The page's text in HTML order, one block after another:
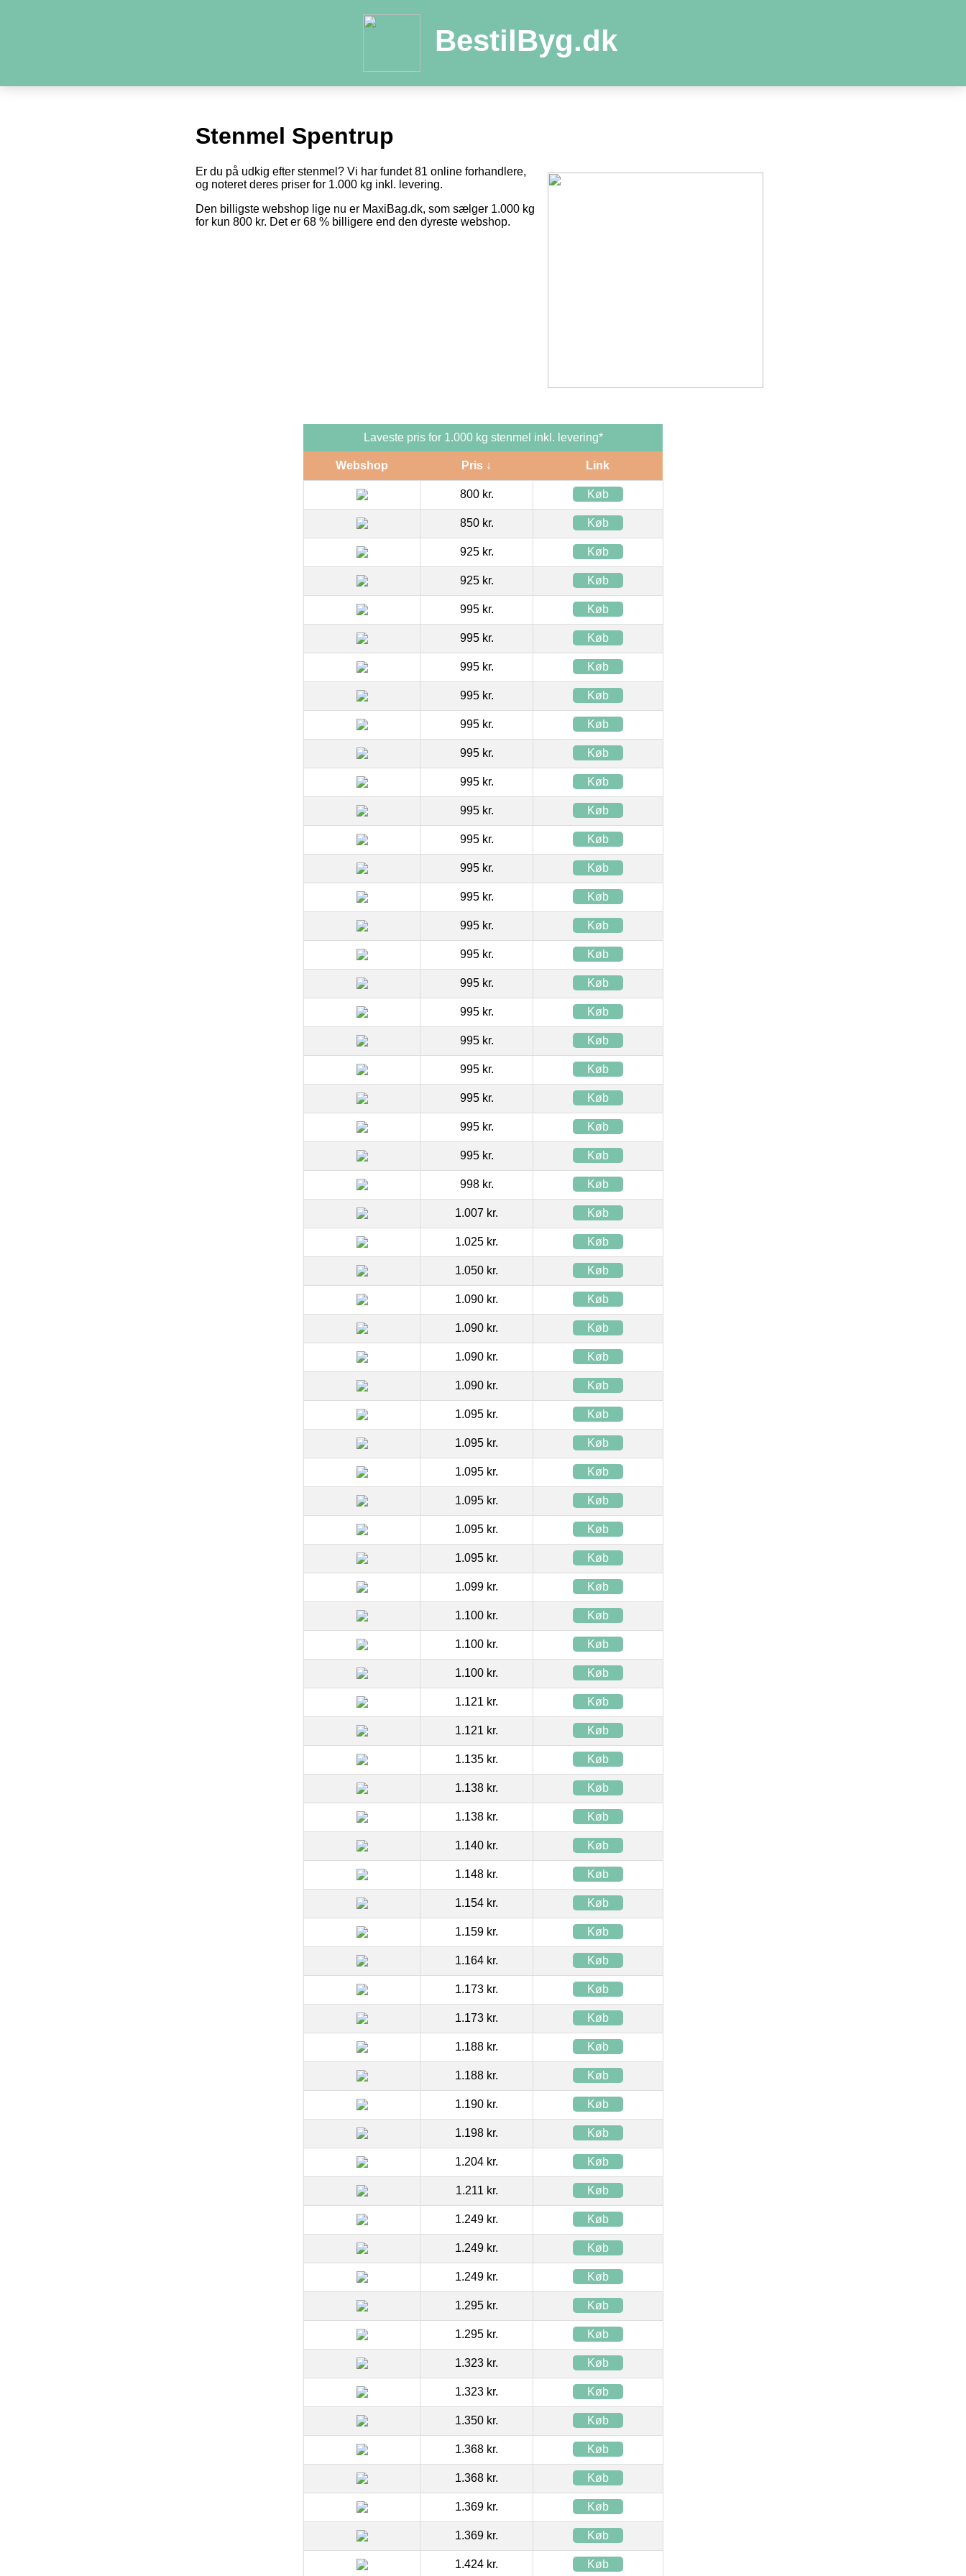
BestilByg.dk
Stenmel Spentrup
Er du på udkig efter stenmel? Vi har fundet 81 online forhandlere,
og noteret deres priser for 1.000 kg inkl. levering.
Den billigste webshop lige nu er MaxiBag.dk, som sælger 1.000 kg
for kun 800 kr. Det er 68 % billigere end den dyreste webshop.
Laveste pris for 1.000 kg stenmel inkl. levering*
Webshop Pris ↓ Link
800 kr. Køb
850 kr. Køb
925 kr. Køb
925 kr. Køb
995 kr. Køb
995 kr. Køb
995 kr. Køb
995 kr. Køb
995 kr. Køb
995 kr. Køb
995 kr. Køb
995 kr. Køb
995 kr. Køb
995 kr. Køb
995 kr. Køb
995 kr. Køb
995 kr. Køb
995 kr. Køb
995 kr. Køb
995 kr. Køb
995 kr. Køb
995 kr. Køb
995 kr. Køb
995 kr. Køb
998 kr. Køb
1.007 kr. Køb
1.025 kr. Køb
1.050 kr. Køb
1.090 kr. Køb
1.090 kr. Køb
1.090 kr. Køb
1.090 kr. Køb
1.095 kr. Køb
1.095 kr. Køb
1.095 kr. Køb
1.095 kr. Køb
1.095 kr. Køb
1.095 kr. Køb
1.099 kr. Køb
1.100 kr. Køb
1.100 kr. Køb
1.100 kr. Køb
1.121 kr. Køb
1.121 kr. Køb
1.135 kr. Køb
1.138 kr. Køb
1.138 kr. Køb
1.140 kr. Køb
1.148 kr. Køb
1.154 kr. Køb
1.159 kr. Køb
1.164 kr. Køb
1.173 kr. Køb
1.173 kr. Køb
1.188 kr. Køb
1.188 kr. Køb
1.190 kr. Køb
1.198 kr. Køb
1.204 kr. Køb
1.211 kr. Køb
1.249 kr. Køb
1.249 kr. Køb
1.249 kr. Køb
1.295 kr. Køb
1.295 kr. Køb
1.323 kr. Køb
1.323 kr. Køb
1.350 kr. Køb
1.368 kr. Køb
1.368 kr. Køb
1.369 kr. Køb
1.369 kr. Køb
1.424 kr. Køb